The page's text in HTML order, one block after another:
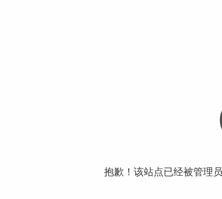
抱歉！该站点已经被管理